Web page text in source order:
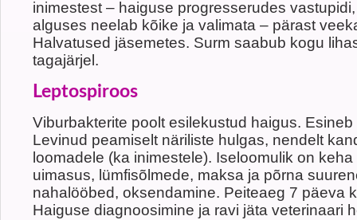
inimestest – haiguse progresserudes
alguses neelab kõike ja valimata – pärast
Halvatused jäsemetes. Surm saabub kogu
tagajärjel.
Leptospiroos
Viburbakterite poolt esilekustud haigus.
Levinud peamiselt näriliste hulgas, nendelt
loomadele (ka inimestele). Iseloomulik on
uimasus, lümfisõlmede, maksa ja põrna
nahalööbed, oksendamine. Peiteaeg 7 päeva
Haiguse diagnoosimine ja ravi jäta veterinaari